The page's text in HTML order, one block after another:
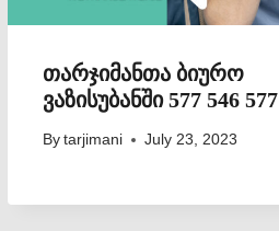
თარჯიმანთა ბიურო
ვაზისუბანში 577 546 577
By tarjimani July 23, 2023